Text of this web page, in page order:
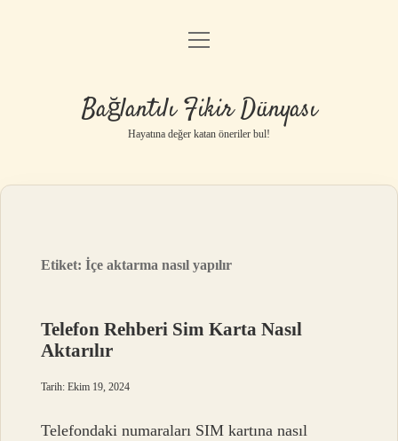
Anasayfa
Yasal Uyarı
menüyü
Bağlantılı Fikir Dünyası
Hayatına değer katan öneriler bul!
Etiket:İçe aktarma nasıl yapılır
Telefon Rehberi Sim Karta Nasıl
Aktarılır
Tarih: Ekim 19, 2024
Telefondaki numaraları SIM kartına nasıl